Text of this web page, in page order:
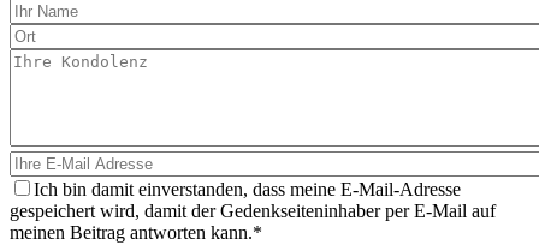
Ich bin damit einverstanden, dass meine E-Mail-Adresse
gespeichert wird, damit der Gedenkseiteninhaber per E-Mail auf
meinen Beitrag antworten kann.